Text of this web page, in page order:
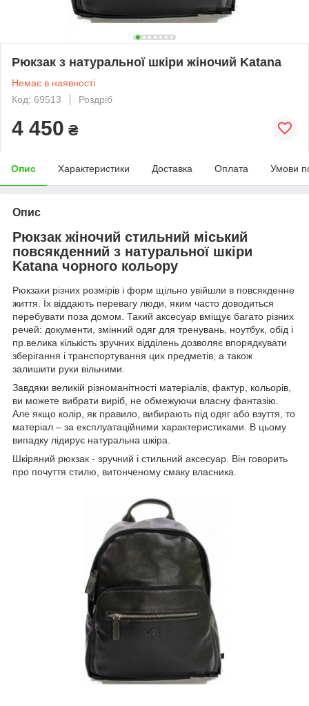
Рюкзак з натуральної шкіри жіночий Katana
Немає в наявності
Код: 69513
Роздріб
4 450 ₴
Опис Характеристики Доставка Оплата Умови
Опис
Рюкзак жіночий стильний міський
повсякденний з натуральної шкіри
Katana чорного кольору
Рюкзаки різних розмірів і форм щільно увійшли в повсякденне
життя. Їх віддають перевагу люди, яким часто доводиться
перебувати поза домом. Такий аксесуар вміщує багато різних
речей: документи, змінний одяг для тренувань, ноутбук, обід і
пр.велика кількість зручних відділень дозволяє впорядкувати
зберігання і транспортування цих предметів, а також
залишити руки вільними.
Завдяки великій різноманітності матеріалів, фактур, кольорів,
ви можете вибрати виріб, не обмежуючи власну фантазію.
Але якщо колір, як правило, вибирають під одяг або взуття, то
матеріал – за експлуатаційними характеристиками. В цьому
випадку лідирує натуральна шкіра.
Шкіряний рюкзак - зручний і стильний аксесуар. Він говорить
про почуття стилю, витонченому смаку власника.